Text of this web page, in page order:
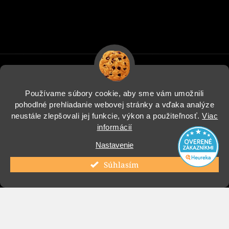
Používame súbory cookie, aby sme vám umožnili
pohodlné prehliadanie webovej stránky a vďaka analýze
neustále zlepšovali jej funkcie, výkon a použiteľnosť.Viac
informácií
Nastavenie
Súhlasím
Informácie pre vás
Instagram